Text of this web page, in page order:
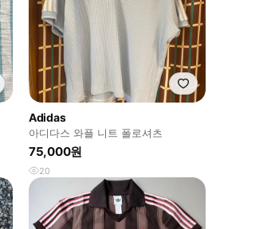
Adidas
아디다스 와플 니트 폴로셔츠
75,000원
20